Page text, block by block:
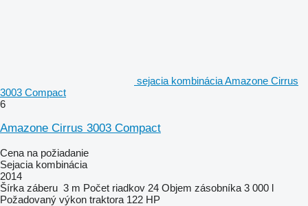
sejacia kombinácia Amazone Cirrus
3003 Compact
6
Amazone Cirrus 3003 Compact
Cena na požiadanie
Sejacia kombinácia
2014
Šírka záberu 3 m Počet riadkov 24 Objem zásobníka 3 000 l
Požadovaný výkon traktora 122 HP